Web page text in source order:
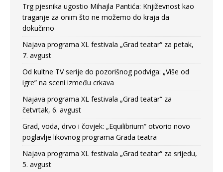
Trg pjesnika ugostio Mihajla Pantića: Književnost kao
traganje za onim što ne možemo do kraja da
dokučimo
Najava programa XL festivala „Grad teatar“ za petak,
7. avgust
Od kultne TV serije do pozorišnog podviga: „Više od
igre” na sceni između crkava
Najava programa XL festivala „Grad teatar“ za
četvrtak, 6. avgust
Grad, voda, drvo i čovjek: „Equilibrium“ otvorio novo
poglavlje likovnog programa Grada teatra
Najava programa XL festivala „Grad teatar“ za srijedu,
5. avgust